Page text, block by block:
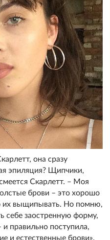
она сразу
эпиляция? Щипчики,
Скарлетт. – Моя
брови – это хорошо
их выщипывать. Но помню,
себе заостренную форму,
правильно поступила,
и естественные брови».